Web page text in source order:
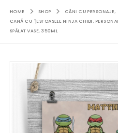
HOME SHOP CĂNI CU PERSONAJE,
CANĂ CU ȚESTOASELE NINJA CHIBI,
SPĂLAT VASE, 350ML